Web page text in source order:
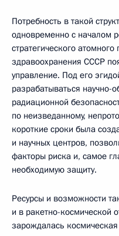
Потребность в такой
одновременно с началом
стратегического
здравоохранения СССР
управление. Под его
разрабатываться
радиационной
по неизведанному,
короткие сроки была
и научных центров,
факторы риска и, самое
необходимую защиту.
Ресурсы и возможности
и в ракетно-космической
зарождалась